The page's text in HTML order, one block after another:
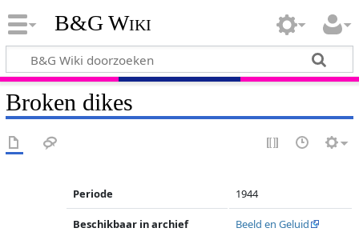
B&G Wiki
Broken dikes
Periode 1944
Beschikbaar in archief Beeld en Geluid